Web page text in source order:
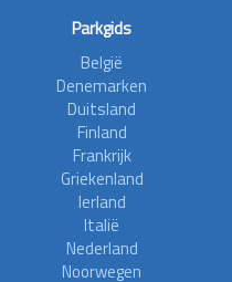
Parkgids
België
Denemarken
Duitsland
Finland
Frankrijk
Griekenland
Ierland
Italië
Nederland
Noorwegen